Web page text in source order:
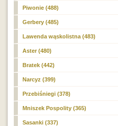
Piwonie (488)
Gerbery (485)
Lawenda wąskolistna (483)
Aster (480)
Bratek (442)
Narcyz (399)
Przebiśniegi (378)
Mniszek Pospolity (365)
Sasanki (337)